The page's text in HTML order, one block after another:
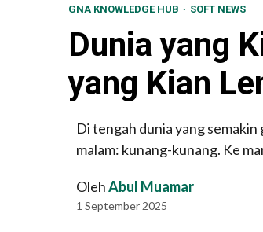
GNA KNOWLEDGE HUB SOFT NEWS
Dunia yang
yang Kian
Di tengah dunia yang
malam: kunang-kunang. Ke
OlehAbul Muamar
1 September 2025